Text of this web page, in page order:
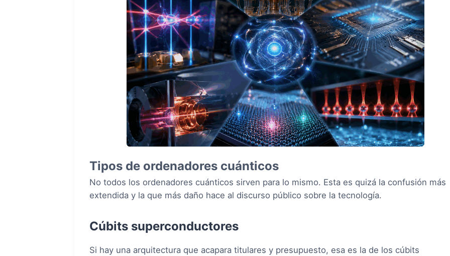
Tipos de ordenadores cuánticos
No todos los ordenadores cuánticos sirven para lo mismo. Esta es quizá la confusión más
extendida y la que más daño hace al discurso público sobre la tecnología.
Cúbits superconductores
Si hay una arquitectura que acapara titulares y presupuesto, esa es la de los cúbits